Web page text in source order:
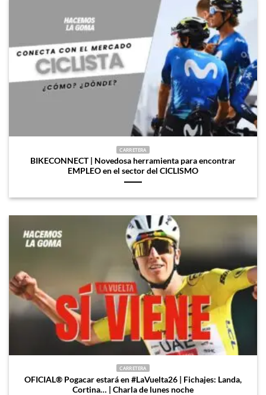
CARRETERA
BIKECONNECT | Novedosa herramienta para encontrar
EMPLEO en el sector del CICLISMO
CARRETERA
OFICIAL®️ Pogacar estará en #LaVuelta26 | Fichajes: Landa,
Cortina… | Charla de lunes noche